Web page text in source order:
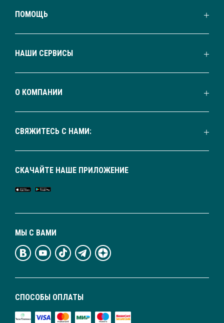
ПОМОЩЬ
НАШИ СЕРВИСЫ
О КОМПАНИИ
СВЯЖИТЕСЬ С НАМИ:
СПОСОБЫ ОПЛАТЫ
МЫ С ВАМИ
СКАЧАЙТЕ НАШЕ ПРИЛОЖЕНИЕ